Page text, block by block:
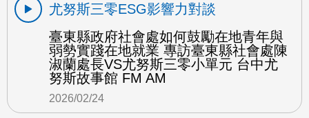
尤努斯三零ESG影響力對談
臺東縣政府社會處如何鼓勵在地青年與
弱勢實踐在地就業 專訪臺東縣社會處陳
淑蘭處長VS尤努斯三零小單元 台中尤
努斯故事館 FM AM
2026/02/24